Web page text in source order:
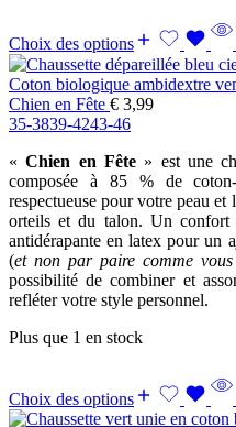
Choix des options
Chien en Fête € 3,99
35-3839-4243-46
«Chien en Fête » est une
composée à 85 % de
respectueuse pour votre peau et
orteils et du talon. Un confort
antidérapante en latex pour un
(et non par paire comme
possibilité de combiner et
refléter votre style personnel.
Plus que 1 en stock
Choix des options